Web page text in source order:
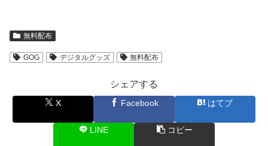
無料配布
GOG デジタルグッズ 無料配布
シェアする
X Facebook はてブ
LINE コピー